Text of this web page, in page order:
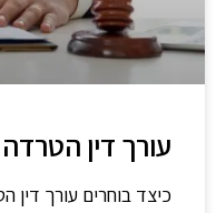
עורך דין
כיצד בוחרים עורך דין